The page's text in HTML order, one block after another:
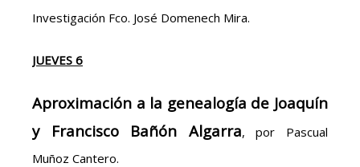
Investigación Fco. José Domenech Mira.
JUEVES 6
Aproximación a la genealogía de Joaquín
y Francisco Bañón Algarra, por Pascual
Muñoz Cantero.